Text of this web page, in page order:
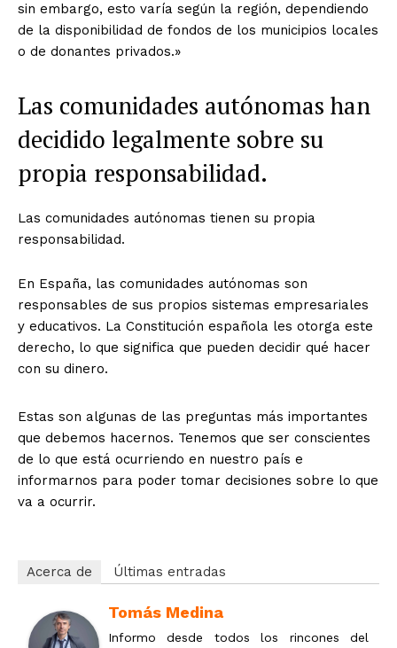
sin embargo, esto varía según la región, dependiendo
de la disponibilidad de fondos de los municipios locales
o de donantes privados.»
Las comunidades autónomas han
decidido legalmente sobre su
propia responsabilidad.
Las comunidades autónomas tienen su propia
responsabilidad.
En España, las comunidades autónomas son
responsables de sus propios sistemas empresariales
y educativos. La Constitución española les otorga este
derecho, lo que significa que pueden decidir qué hacer
con su dinero.
Estas son algunas de las preguntas más importantes
que debemos hacernos. Tenemos que ser conscientes
de lo que está ocurriendo en nuestro país e
informarnos para poder tomar decisiones sobre lo que
va a ocurrir.
Acerca de Últimas entradas
Tomás Medina
Informo desde todos los rincones del